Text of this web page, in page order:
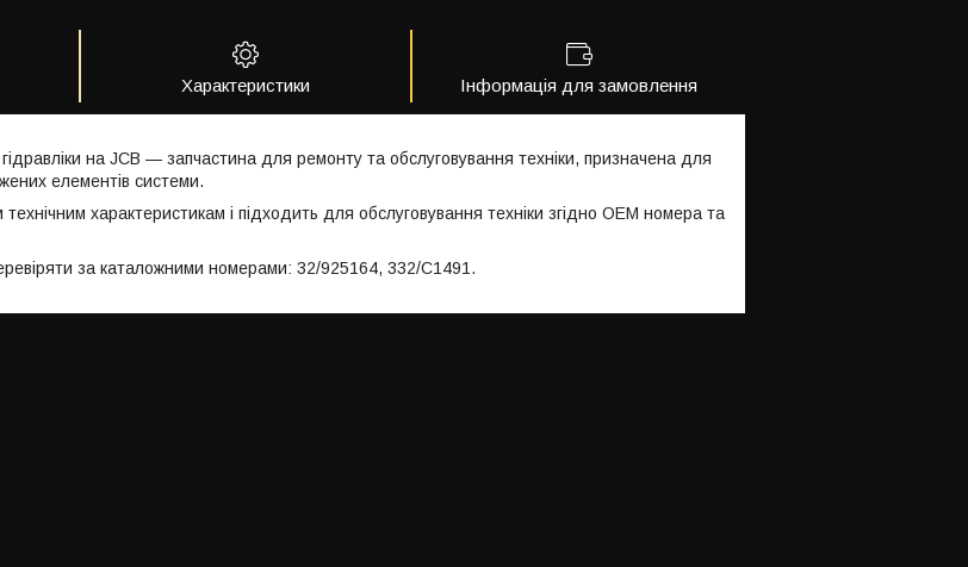
Характеристики Інформація для замовлення
на JCB — запчастина для ремонту та обслуговування техніки, призначена для
елементів системи.
характеристикам і підходить для обслуговування техніки згідно OEM номера та
за каталожними номерами: 32/925164, 332/C1491.